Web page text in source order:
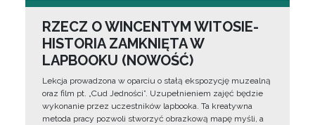
RZECZ O WINCENTYM WITOSIE-
HISTORIA ZAMKNIĘTA W
LAPBOOKU (NOWOŚĆ)
Lekcja prowadzona w oparciu o stałą ekspozycję muzealną
oraz film pt. „Cud Jedności”. Uzupełnieniem zajęć będzie
wykonanie przez uczestników lapbooka. Ta kreatywna
metoda pracy pozwoli stworzyć obrazkową mapę myśli, a